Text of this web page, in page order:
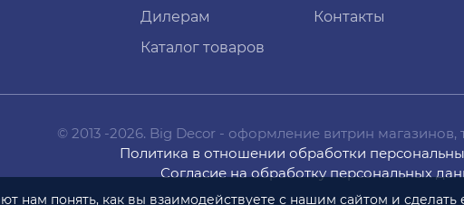
Дилерам
Каталог товаров
Контакты
© 2013 -2026. Big Decor - оформление витрин магазинов,
Политика в отношении обработки
Согласие на обработку персональных
нам понять, как вы взаимодействуете с нашим сайтом и сделать